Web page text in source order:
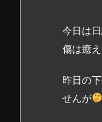
今日は
傷は癒
昨日の
せんが